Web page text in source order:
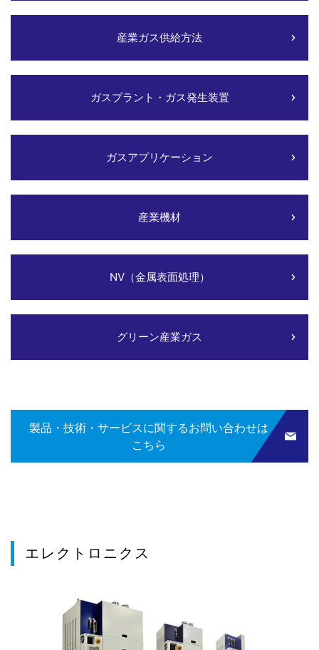
産業ガス供給方法
ガスプラント・ガス発生装置
ガスアプリケーション
産業機材
NV（金属表面処理）
グリーン産業ガス
製品・技術・サービスに関するお問い合わせは
こちら
エレクトロニクス